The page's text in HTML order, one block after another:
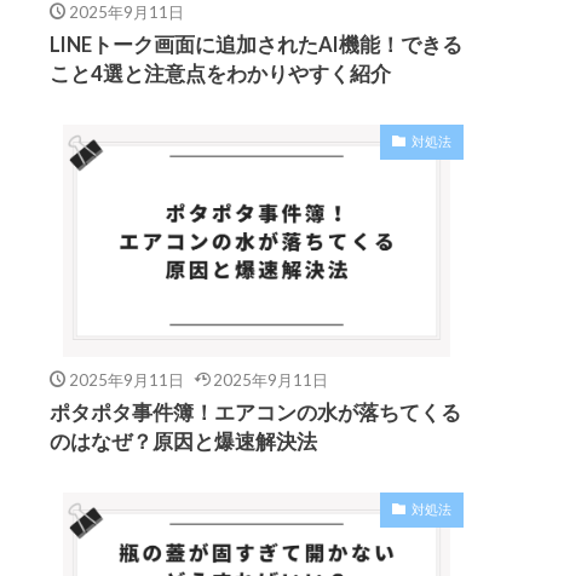
2025年9月11日
LINEトーク画面に追加されたAI機能！できる
こと4選と注意点をわかりやすく紹介
対処法
2025年9月11日 2025年9月11日
ポタポタ事件簿！エアコンの水が落ちてくる
のはなぜ？原因と爆速解決法
対処法